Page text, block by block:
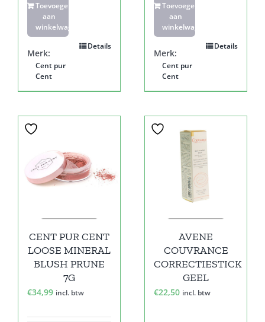
Toevoegen
aan
winkelwagen
Details
Merk:
Cent pur
Cent
Toevoegen
aan
winkelwagen
Details
Merk:
Cent pur
Cent
CENT PUR CENT
LOOSE MINERAL
BLUSH PRUNE
7G
€34,99 incl. btw
AVENE
COUVRANCE
CORRECTIESTICK
GEEL
€22,50 incl. btw